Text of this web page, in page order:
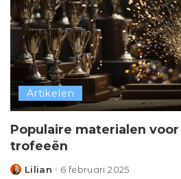
Artikelen
Populaire materialen
trofeeën
Posted
Lilian 6 februari 2025